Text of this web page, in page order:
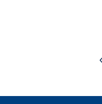
Pagina